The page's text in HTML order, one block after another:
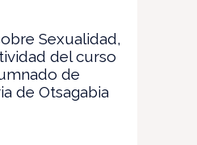
Sexualidad,
del curso
de
de Otsagabia